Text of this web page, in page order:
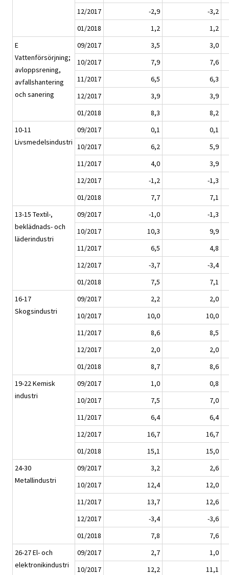
12/2017
-2,9
-3,2
01/2018
1,2
1,2
E
Vattenförsörjning;
avloppsrening,
avfallshantering
och sanering
09/2017 3,5
3,0
10/2017
7,9
7,6
11/2017
6,5
6,3
12/2017
3,9
3,9
01/2018
8,3
8,2
10-11
Livsmedelsindustri
09/2017 0,1
0,1
10/2017
6,2
5,9
11/2017
4,0
3,9
12/2017
-1,2
-1,3
01/2018
7,7
7,1
13-15 Textil-,
beklädnads- och
läderindustri
09/2017 -1,0
-1,3
10/2017
10,3
9,9
11/2017
6,5
4,8
12/2017
-3,7
-3,4
01/2018
7,5
7,1
16-17
Skogsindustri
09/2017 2,2
2,0
10/2017
10,0
10,0
11/2017
8,6
8,5
12/2017
2,0
2,0
01/2018
8,7
8,6
19-22 Kemisk
industri
09/2017 1,0
0,8
10/2017
7,5
7,0
11/2017
6,4
6,4
12/2017
16,7
16,7
01/2018
15,1
15,0
24-30
Metallindustri
09/2017 3,2
2,6
10/2017
12,4
12,0
11/2017
13,7
12,6
12/2017
-3,4
-3,6
01/2018
7,8
7,6
26-27 El- och
elektronikindustri
09/2017 2,7
1,0
10/2017
12,2
11,1